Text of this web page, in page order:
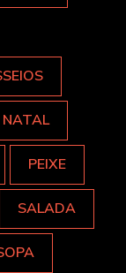
NATAL
PEIXE
SALADA